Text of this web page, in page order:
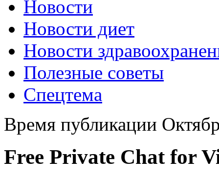
Новости
Новости диет
Новости
Полезные советы
Спецтема
Время публикации
Free Private Chat for